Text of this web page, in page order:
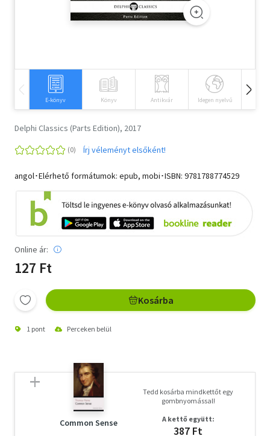
E-könyv Könyv Antikvár Idegen nyelvű
Delphi Classics (Parts Edition), 2017
Írj véleményt elsőként!
angol･Elérhető formátumok: epub, mobi･ISBN: 9781788774529
Online ár:
127 Ft
Kosárba
1 pont Perceken belül
Common Sense
Tedd kosárba mindkettőt egy
gombnyomással!
A kettő együtt:
387 Ft